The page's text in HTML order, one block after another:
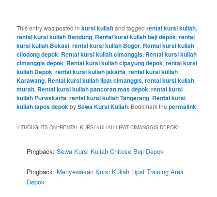
This entry was posted inkursi kuliahand taggedrental kursi kuliah,
rental kursi kuliah Bandung, Rental kursi kuliah beji depok,rental
kursi kuliah Bekasi,rental kursi kuliah Bogor, Rental kursi kuliah
cilodong depok, Rental kursi kuliah cimanggis, Rental kursi kuliah
cimanggis depok, Rental kursi kuliah cipayung depok,rental kursi
kuliah Depok,rental kursi kuliah jakarta,rental kursi kuliah
Karawang, Rental kursi kuliah lipat cimanggis,rental kursi kuliah
murah, Rental kursi kuliah pancoran mas depok,rental kursi
kuliah Purwakarta,rental kursi kuliah Tangerang, Rental kursi
kuliah tapos depokbySewa Kursi Kuliah. Bookmark thepermalink.
4 THOUGHTS ON “RENTAL KURSI KULIAH LIPAT CIMANGGIS DEPOK”
Pingback:Sewa Kursi Kuliah Chitose Beji Depok
Pingback: Menyewakan Kursi Kuliah Lipat Training Area
Depok